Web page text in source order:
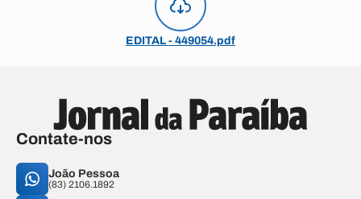
EDITAL - 449054.pdf
Contate-nos
João Pessoa
(83) 2106.1892